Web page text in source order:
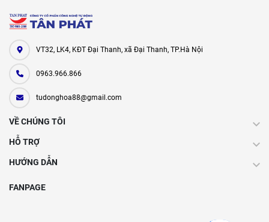
VT32, LK4, KĐT Đại Thanh, xã Đại Thanh, TP.Hà Nội
0963.966.866
tudonghoa88@gmail.com
VỀ CHÚNG TÔI
HỖ TRỢ
HƯỚNG DẪN
FANPAGE